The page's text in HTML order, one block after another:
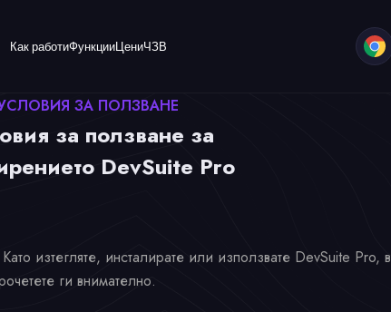
Как работиФункцииЦениЧЗВ
ЗА ПОЛЗВАНЕ
за ползване за
DevSuite Pro
изтегляте, инсталирате или използвате DevSuite Pro,
ги внимателно.